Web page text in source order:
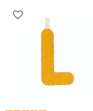
favorite_border